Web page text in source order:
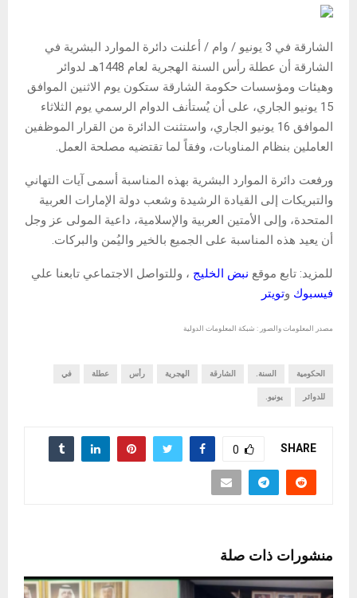
الشارقة في 3 يونيو / وام / أعلنت دائرة الموارد البشرية في
الشارقة أن عطلة رأس السنة الهجرية لعام 1448هـ لدوائر
وهيئات ومؤسسات حكومة الشارقة ستكون يوم الاثنين الموافق
15 يونيو الجاري، على أن يُستأنف الدوام الرسمي يوم الثلاثاء
الموافق 16 يونيو الجاري، واستثنت الدائرة من القرار الموظفين
العاملين بنظام المناوبات، وفقاً لما تقتضيه مصلحة العمل.
ورفعت دائرة الموارد البشرية بهذه المناسبة أسمى آيات التهاني
والتبريكات إلى القيادة الرشيدة وشعب دولة الإمارات العربية
المتحدة، وإلى الأمتين العربية والإسلامية، داعية المولى عز وجل
أن يعيد هذه المناسبة على الجميع بالخير واليُمن والبركات.
للمزيد: تابع موقع نبض الخليج ، وللتواصل الاجتماعي تابعنا علي
فيسبوك وتويتر
مصدر المعلومات والصور : شبكة المعلومات الدولية
الحكومية السنة. الشارقة الهجرية رأس عطلة في
للدوائر يونيو.
SHARE
0
منشورات ذات صلة